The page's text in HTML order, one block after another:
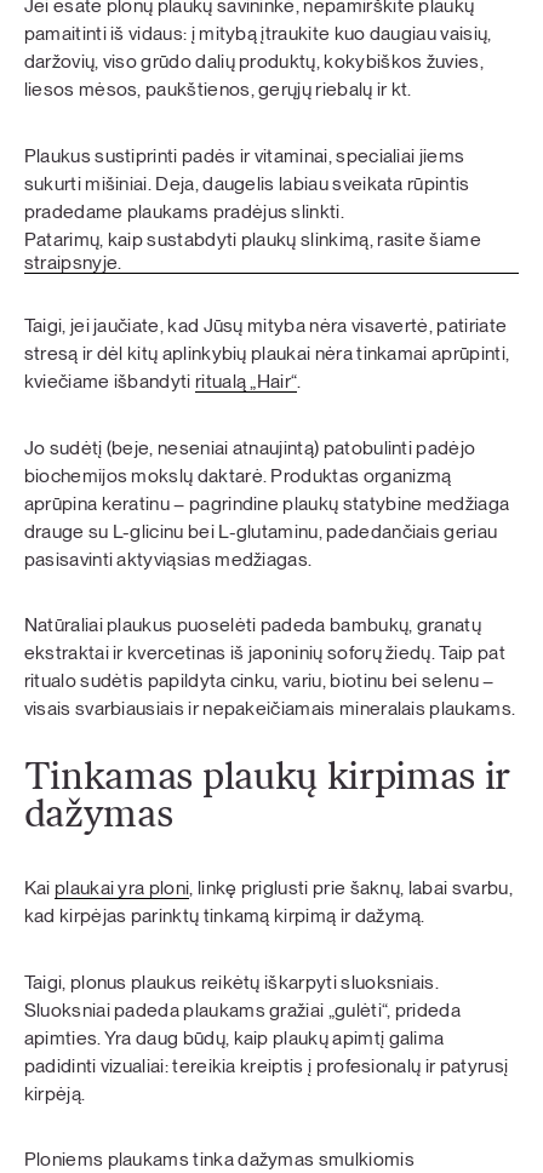
Jei esate plonų plaukų savininkė, nepamirškite plaukų
pamaitinti iš vidaus: į mitybą įtraukite kuo daugiau vaisių,
daržovių, viso grūdo dalių produktų, kokybiškos žuvies,
liesos mėsos, paukštienos, gerųjų riebalų ir kt.
Plaukus sustiprinti padės ir vitaminai, specialiai jiems
sukurti mišiniai. Deja, daugelis labiau sveikata rūpintis
pradedame plaukams pradėjus slinkti.
Patarimų, kaip sustabdyti plaukų slinkimą, rasite šiame
straipsnyje.
Taigi, jei jaučiate, kad Jūsų mityba nėra visavertė, patiriate
stresą ir dėl kitų aplinkybių plaukai nėra tinkamai aprūpinti,
kviečiame išbandyti ritualą „Hair“.
Jo sudėtį (beje, neseniai atnaujintą) patobulinti padėjo
biochemijos mokslų daktarė. Produktas organizmą
aprūpina keratinu – pagrindine plaukų statybine medžiaga
drauge su L-glicinu bei L-glutaminu, padedančiais geriau
pasisavinti aktyviąsias medžiagas.
Natūraliai plaukus puoselėti padeda bambukų, granatų
ekstraktai ir kvercetinas iš japoninių soforų žiedų. Taip pat
ritualo sudėtis papildyta cinku, variu, biotinu bei selenu –
visais svarbiausiais ir nepakeičiamais mineralais plaukams.
Tinkamas plaukų kirpimas ir
dažymas
Kai plaukai yra ploni, linkę priglusti prie šaknų, labai svarbu,
kad kirpėjas parinktų tinkamą kirpimą ir dažymą.
Taigi, plonus plaukus reikėtų iškarpyti sluoksniais.
Sluoksniai padeda plaukams gražiai „gulėti“, prideda
apimties. Yra daug būdų, kaip plaukų apimtį galima
padidinti vizualiai: tereikia kreiptis į profesionalų ir patyrusį
kirpėją.
Ploniems plaukams tinka dažymas smulkiomis